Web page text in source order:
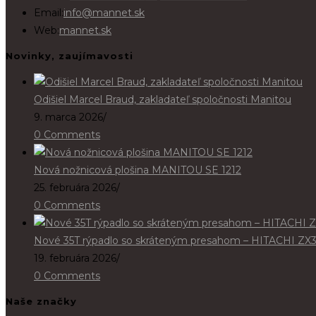
Email:info@mannet.skOpens
Web:mannet.sk
Novinky, zaujímavosti
Odišiel Marcel Braud, zakladateľ spoločnosti Manitou
9. marca 2026/
0 Comments
Nová nožnicová plošina MANITOU SE 1212
25. februára 2026/
0 Comments
Nové 35T rýpadlo so skráteným presahom – HITACHI
19. februára 2026/
0 Comments
Naše značky